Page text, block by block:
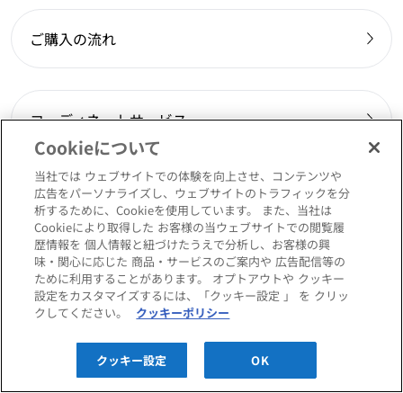
ご購入の流れ
コーディネートサービス
コンフォートQメンバーズ
ポイント・割引
配送・送料
Cookieについて
当社では ウェブサイトでの体験を向上させ、コンテンツや
広告をパーソナライズし、ウェブサイトのトラフィックを分
析するために、Cookieを使用しています。 また、当社は
Cookieにより取得した お客様の当ウェブサイトでの閲覧履
歴情報を 個人情報と紐づけたうえで分析し、お客様の興
味・関心に応じた 商品・サービスのご案内や 広告配信等の
ために利用することがあります。 オプトアウトや クッキー
設定をカスタマイズするには、「クッキー設定 」 を クリッ
クしてください。
クッキーポリシー
クッキー設定 OK